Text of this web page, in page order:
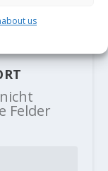
about us
Felder